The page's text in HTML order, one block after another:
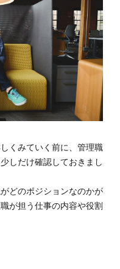
くみていく前に、管理職
しだけ確認しておきまし
どのポジションなのかが
が担う仕事の内容や役割